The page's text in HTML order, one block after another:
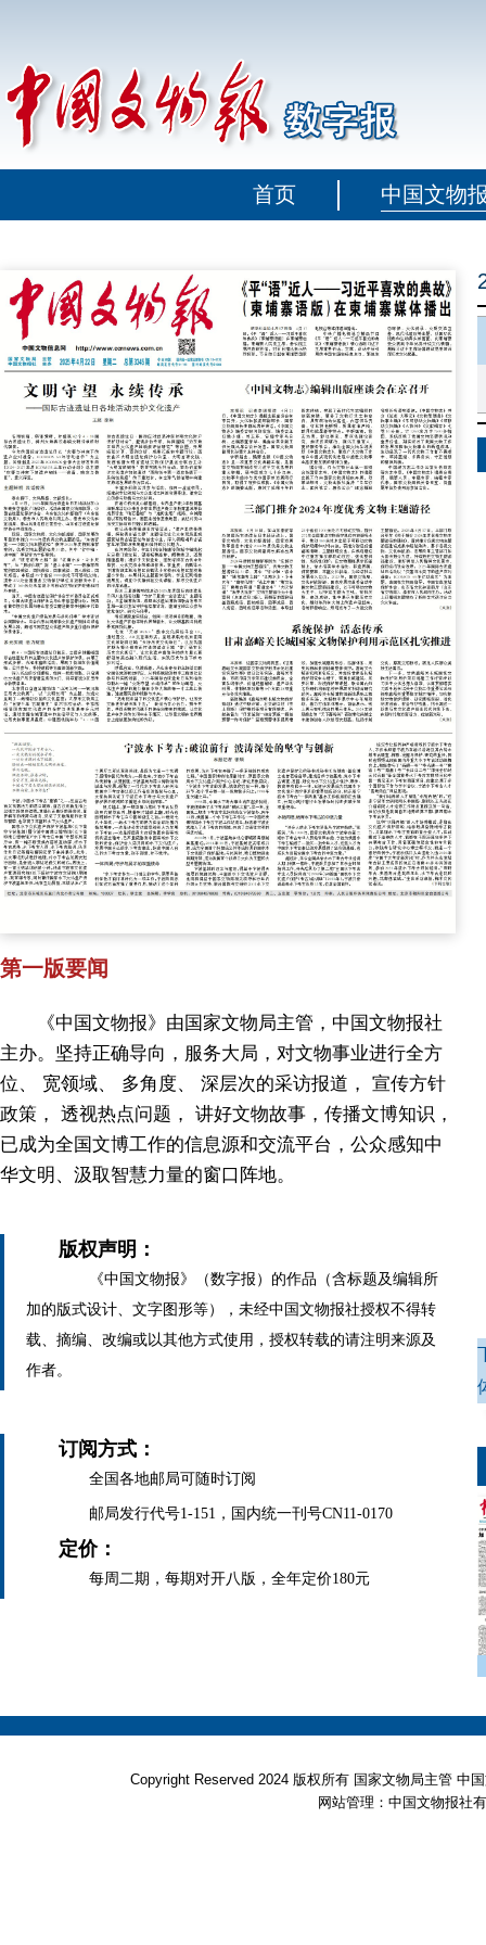
首页 中国文物
第一版要闻
《中国文物报》由国家文物局主管，中国文物报社
主办。坚持正确导向，服务大局，对文物事业进行全方
位、 宽领域、 多角度、 深层次的采访报道， 宣传方针
政策， 透视热点问题， 讲好文物故事，传播文博知识，
已成为全国文博工作的信息源和交流平台，公众感知中
华文明、汲取智慧力量的窗口阵地。
版权声明：
《中国文物报》（数字报）的作品（含标题及编辑所
加的版式设计、文字图形等），未经中国文物报社授权不得转
载、摘编、改编或以其他方式使用，授权转载的请注明来源及
作者。
订阅方式：
全国各地邮局可随时订阅
邮局发行代号1-151，国内统一刊号CN11-0170
定价：
每周二期，每期对开八版，全年定价180元
Copyright Reserved 2024 版权所有 国家文物局主管
网站管理：中国文物报社